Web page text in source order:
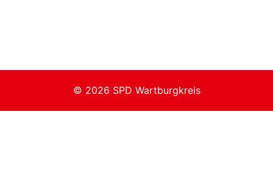
© 2026 SPD Wartburgkreis